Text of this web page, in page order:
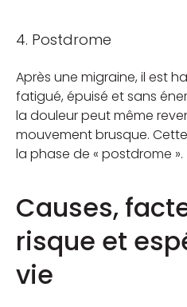
4. Postdrome
Après une migraine, il est
fatigué, épuisé et sans
la douleur peut même
mouvement brusque.
la phase de « postdrome ».
Causes,
risque et
vie